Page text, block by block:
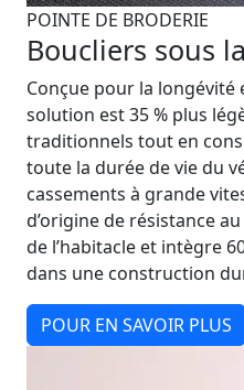
POINTE DE BRODERIE
Boucliers sous
Conçue pour la
solution est 35 % plus
traditionnels tout en
toute la durée de vie du
cassements à grande
d’origine de résistance
de l’habitacle et intègre
dans une construction
POUR EN SAVOIR PLUS